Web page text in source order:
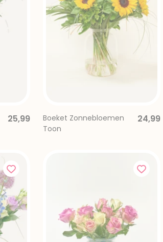
25,99
Boeket Zonnebloemen
Toon
24,99